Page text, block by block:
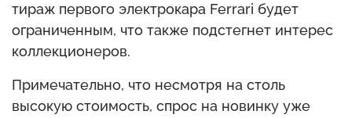
тираж первого электрокара Ferrari будет
ограниченным, что также подстегнет интерес
коллекционеров.
Примечательно, что несмотря на столь
высокую стоимость, спрос на новинку уже